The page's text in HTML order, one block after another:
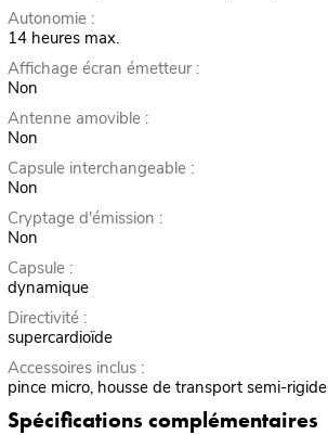
Autonomie :
14 heures max.
Affichage écran émetteur :
Non
Antenne amovible :
Non
Capsule interchangeable :
Non
Cryptage d'émission :
Non
Capsule :
dynamique
Directivité :
supercardioïde
Accessoires inclus :
pince micro, housse de transport semi-rigide
Spécifications complémentaires